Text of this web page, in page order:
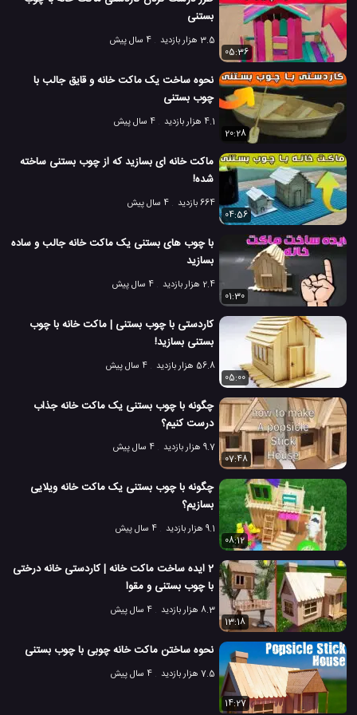
9.3 هزار بازدید
3 سال پیش آموزشبستنی
3.5 هزار بازدید
4 سال پیش
05:36
نحوه ساخت یک ماکت خانه و قایق جالب با
چوب بستنی
4.1 هزار بازدید
4 سال پیش
20:28
ماکت خانه ای بسازید که از چوب بستنی ساخته
شده!
664 بازدید
4 سال پیش
04:56
با چوب های بستنی یک ماکت خانه جالب و ساده
بسازید
2.4 هزار بازدید
4 سال پیش
01:30
کاردستی با چوب بستنی | ماکت خانه با چوب
بستنی بسازید!
56.8 هزار بازدید
4 سال پیش
05:00
چگونه با چوب بستنی یک ماکت خانه جذاب
درست کنیم؟
9.7 هزار بازدید
4 سال پیش
07:48
چگونه با چوب بستنی یک ماکت خانه ویلایی
بسازیم؟
9.1 هزار بازدید
4 سال پیش
08:12
2 ایده ساخت ماکت خانه | کاردستی خانه درختی
با چوب بستنی و مقوا
8.3 هزار بازدید
4 سال پیش
13:18
نحوه ساختن ماکت خانه چوبی با چوب بستنی
7.5 هزار بازدید 4 سال پیش
14:27